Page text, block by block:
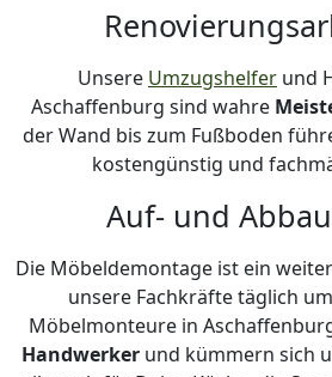
Unsere Umzugshelfer und
Aschaffenburg sind wahre
der Wand bis zum Fußboden
kostengünstig und
Auf- und
Die Möbeldemontage ist ein
unsere Fachkräfte täglich
Möbelmonteure in
Handwerker und kümmern sich